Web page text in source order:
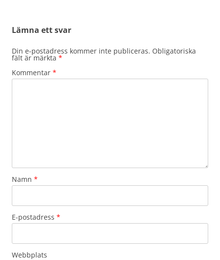
Lämna ett svar
Din e-postadress kommer inte publiceras. Obligatoriska
fält är märkta *
Kommentar *
Namn *
E-postadress *
Webbplats